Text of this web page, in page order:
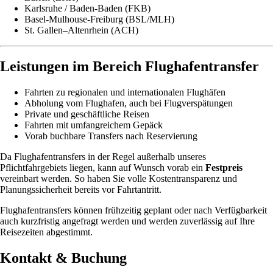
Karlsruhe / Baden-Baden (FKB)
Basel-Mulhouse-Freiburg (BSL/MLH)
St. Gallen–Altenrhein (ACH)
Leistungen im Bereich Flughafentransfer
Fahrten zu regionalen und internationalen Flughäfen
Abholung vom Flughafen, auch bei Flugverspätungen
Private und geschäftliche Reisen
Fahrten mit umfangreichem Gepäck
Vorab buchbare Transfers nach Reservierung
Da Flughafentransfers in der Regel außerhalb unseres
Pflichtfahrgebiets liegen, kann auf Wunsch vorab ein Festpreis
vereinbart werden. So haben Sie volle Kostentransparenz und
Planungssicherheit bereits vor Fahrtantritt.
Flughafentransfers können frühzeitig geplant oder nach Verfügbarkeit
auch kurzfristig angefragt werden und werden zuverlässig auf Ihre
Reisezeiten abgestimmt.
Kontakt & Buchung